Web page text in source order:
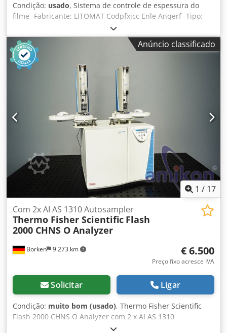
Condição: usado, Sistema de controle de espessura do
filme -Fabricante: LITOMAT Codpfxjcc Enle Anqerf -Tipo:
AIS-AR-1016 -Número: 1x disponível -Preço: por peça -
Dimensões: 145/165/H75 mm -Peso 0,6 kg/peça
Anúncio classificado
1 / 17
Borken 9.273 km
Com 2x AI AS 1310 Autosampler
Thermo Fisher Scientific Flash
2000 CHNS O Analyzer
€ 6.500
Preço fixo acresce IVA
Solicitar Ligar
Condição: muito bom (usado), Thermo Fisher Scientific
Flash 2000 CHNS O Analyzer com 2 x AI AS 1310
Amostradores Automáticos À venda está um analisador